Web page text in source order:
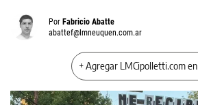
Por Fabricio Abatte
abattef@lmneuquen.com.ar
+ Agregar LMCipolletti.com en